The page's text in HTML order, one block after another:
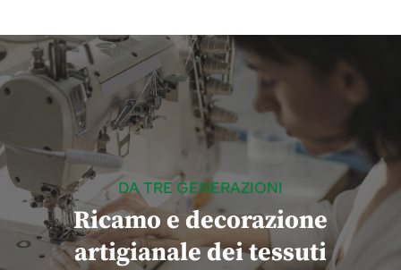
DA TRE GENERAZIONI
Ricamo e decorazione
artigianale dei tessuti